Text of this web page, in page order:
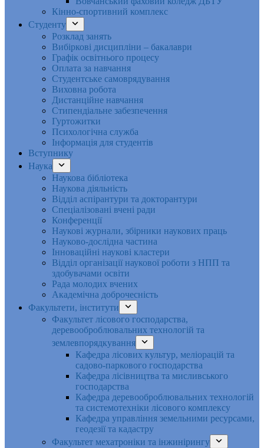
Кінно-спортивний комплекс
Студенту
Розклад занять
Вибіркові дисципліни – бакалаври
Графік освітнього процесу
Оплата за навчання
Студентське самоврядування
Виховна робота
Дистанційне навчання
Стипендіальне забезпечення
Гуртожитки
Психологічна служба
Інформація для студентів
Вступнику
Наука
Наукова бібліотека
Наукова діяльність
Відділ аспірантури та докторантури
Спеціалізовані вчені ради
Конференції
Наукові журнали, збірники наукових праць
Науково-дослідна частина
Інноваційні наукові кластери
Відділ організації наукової роботи з НПП та
здобувачами освіти
Рада молодих вчених
Академічна доброчесність
Факультети, інститути
Факультет лісового господарства,
деревооброблювальних технологій та
землевпорядкування
Кафедра лісових культур, меліорацій та
садово-паркового господарства
Кафедра лісівництва та мисливського
господарства
Кафедра деревооброблювальних технологій
та системотехніки лісового комплексу
Кафедра управління земельними ресурсами,
геодезії та кадастру
Факультет мехатроніки та інжинірингу